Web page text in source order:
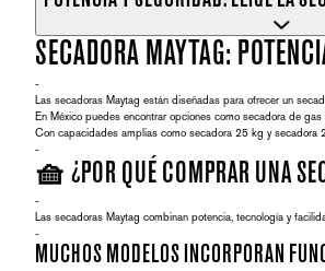
SECADORA MAYTAG:
-
Las secadoras Maytag están diseñadas para ofrecer un
En México puedes encontrar opciones como secadora de gas
Con capacidades amplias como secadora 25 kg y secadora
-
🧺 ¿POR QUÉ COMPRAR UNA
-
Las secadoras Maytag combinan potencia, tecnología y
-
MUCHOS MODELOS INCORPORAN